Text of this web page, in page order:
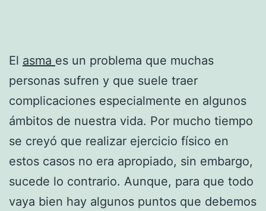
El asma es un problema que muchas
personas sufren y que suele traer
complicaciones especialmente en algunos
ámbitos de nuestra vida. Por mucho tiempo
se creyó que realizar ejercicio físico en
estos casos no era apropiado, sin embargo,
sucede lo contrario. Aunque, para que todo
vaya bien hay algunos puntos que debemos